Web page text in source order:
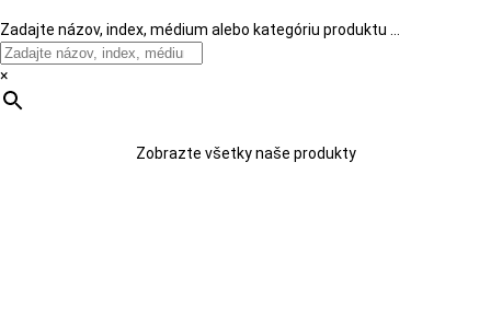
Zadajte názov, index, médium alebo kategóriu produktu …
×
Zobrazte všetky naše produkty